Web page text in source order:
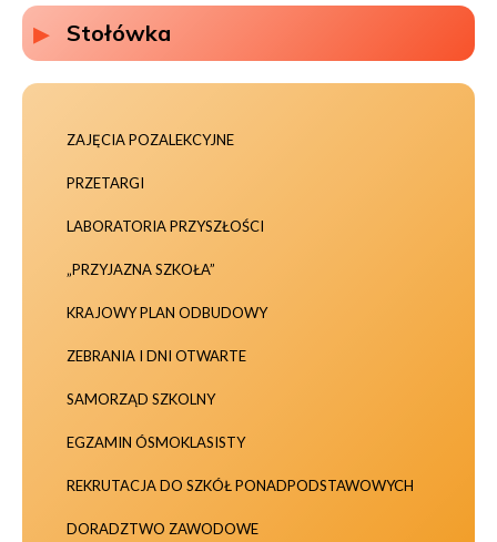
Stołówka
ZAJĘCIA POZALEKCYJNE
PRZETARGI
LABORATORIA PRZYSZŁOŚCI
„PRZYJAZNA SZKOŁA”
KRAJOWY PLAN ODBUDOWY
ZEBRANIA I DNI OTWARTE
SAMORZĄD SZKOLNY
EGZAMIN ÓSMOKLASISTY
REKRUTACJA DO SZKÓŁ PONADPODSTAWOWYCH
DORADZTWO ZAWODOWE